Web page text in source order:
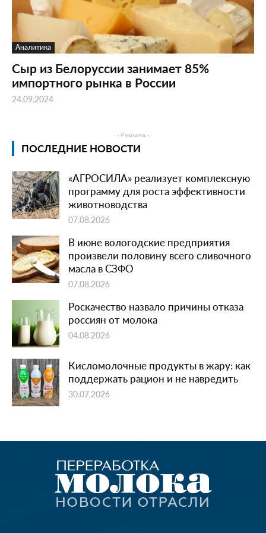
Аналитика
Сыр из Белоруссии занимает 85%
импортного рынка в России
24.09.2024
- Реклама -
ПОСЛЕДНИЕ НОВОСТИ
«АГРОСИЛА» реализует комплексную
программу для роста эффективности
животноводства
07.08.2026
В июне вологодские предприятия
произвели половину всего сливочного
масла в СЗФО
07.08.2026
Роскачество назвало причины отказа
россиян от молока
04.08.2026
Кисломолочные продукты в жару: как
поддержать рацион и не навредить
30.07.2026